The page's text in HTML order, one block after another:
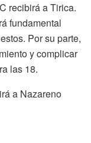
recibirá a Tirica.
fundamental
Por su parte,
y complicar
las 18.
a Nazareno